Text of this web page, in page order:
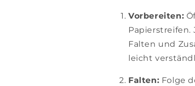
Vorbereiten:
Papierstreifen.
Falten und
leicht
Falten: Folge